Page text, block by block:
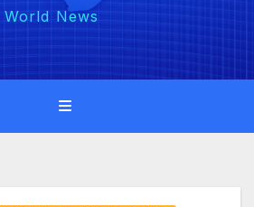
World News